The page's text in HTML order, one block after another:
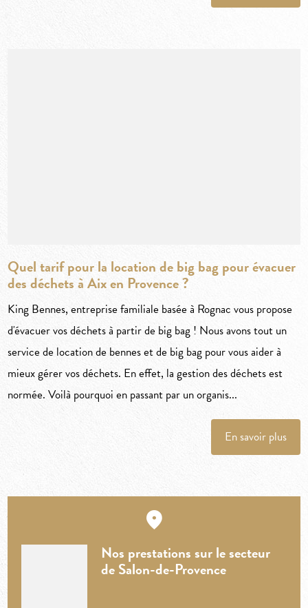
Quel tarif pour la location de big bag pour évacuer
des déchets à Aix en Provence ?
King Bennes, entreprise familiale basée à Rognac vous propose
d'évacuer vos déchets à partir de big bag ! Nous avons tout un
service de location de bennes et de big bag pour vous aider à
mieux gérer vos déchets. En effet, la gestion des déchets est
normée. Voilà pourquoi en passant par un organis...
En savoir plus
Nos prestations sur le secteur
de Salon-de-Provence